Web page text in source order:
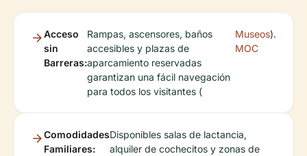
Acceso
sin
Barreras:
Rampas, ascensores, baños
accesibles y plazas de
aparcamiento reservadas
garantizan una fácil navegación
para todos los visitantes (
Museos
MOC
).
Comodidades
Familiares:
Disponibles salas de lactancia,
alquiler de cochecitos y zonas de